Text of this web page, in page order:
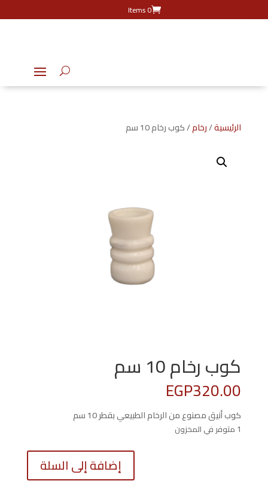
0 Items
الرئيسية/رخام/ كوب رخام 10 سم
كوب رخام 10 سم
EGP320.00
كوب أنيق مصنوع من الرخام الطبيعي بقطر 10 سم
1 متوفر في المخزون
كمية
رخام
إضافة إلى السلة